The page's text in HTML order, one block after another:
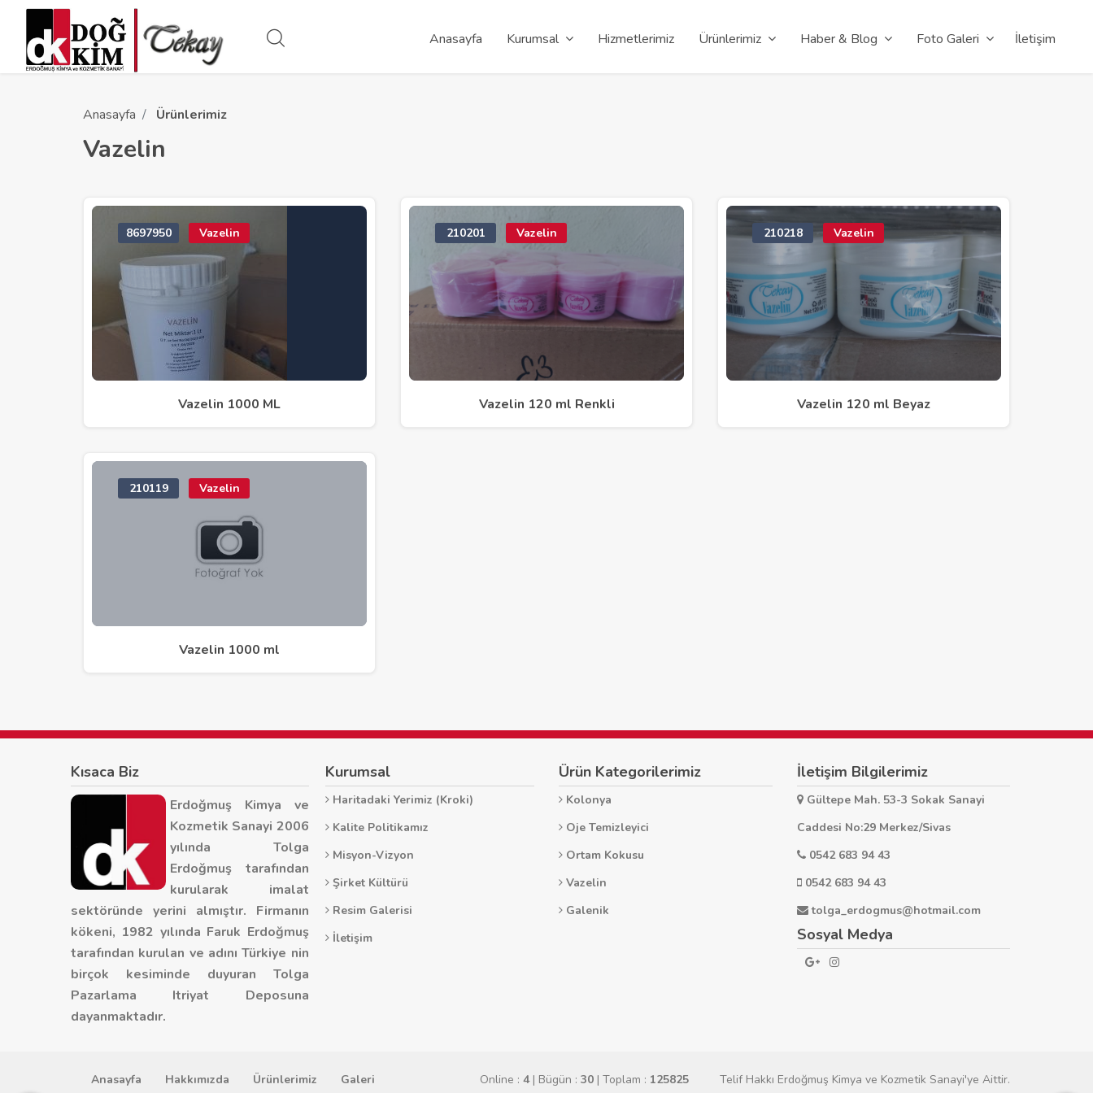
Anasayfa Kurumsal Hizmetlerimiz Ürünlerimiz Haber & Blog Foto Galeri İletişim
Anasayfa Ürünlerimiz
Vazelin
8697950 Vazelin
Vazelin 1000 ML
210201 Vazelin
Vazelin 120 ml Renkli
210218 Vazelin
Vazelin 120 ml Beyaz
210119 Vazelin
Vazelin 1000 ml
Kısaca Biz
Erdoğmuş Kimya ve
Kozmetik Sanayi 2006
yılında Tolga
Erdoğmuş tarafından
kurularak imalat
sektöründe yerini almıştır. Firmanın
kökeni, 1982 yılında Faruk Erdoğmuş
tarafından kurulan ve adını Türkiye nin
birçok kesiminde duyuran Tolga
Pazarlama Itriyat Deposuna
dayanmaktadır.
Kurumsal
Haritadaki Yerimiz (Kroki)
Kalite Politikamız
Misyon-Vizyon
Şirket Kültürü
Resim Galerisi
İletişim
Ürün Kategorilerimiz
Kolonya
Oje Temizleyici
Ortam Kokusu
Vazelin
Galenik
İletişim Bilgilerimiz
Gültepe Mah. 53-3 Sokak Sanayi
Caddesi No:29 Merkez/Sivas
0542 683 94 43
0542 683 94 43
tolga_erdogmus@hotmail.com
Sosyal Medya
Anasayfa Hakkımızda Ürünlerimiz Galeri Online : 4| Bügün : 30 | Toplam : 125825 Telif Hakkı Erdoğmuş Kimya ve Kozmetik Sanayi'ye Aittir.